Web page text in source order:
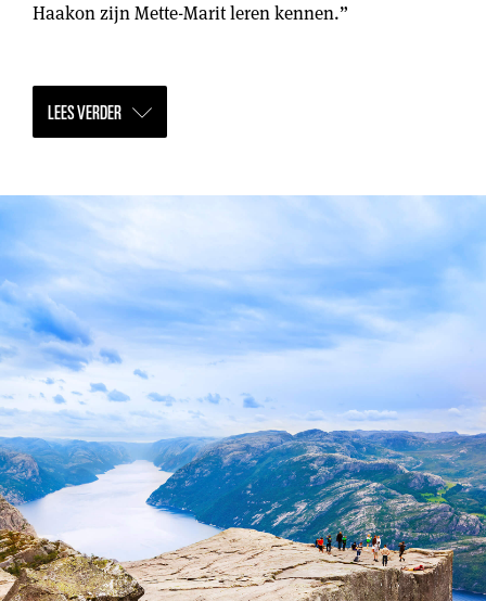
Haakon zijn Mette-Marit leren kennen.”
LEES VERDER